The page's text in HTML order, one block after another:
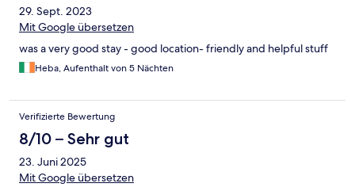
29. Sept. 2023
Mit Google übersetzen
was a very good stay - good location- friendly and helpful stuff
Heba, Aufenthalt von 5 Nächten
Verifizierte Bewertung
8/10 – Sehr gut
23. Juni 2025
Mit Google übersetzen